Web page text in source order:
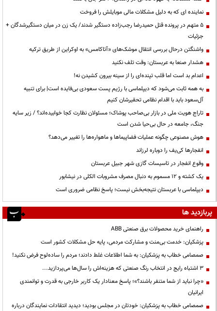
نماینده ای که به دلیل مشکلات مالی موبایلش را فروخت
۵ متهم در پرونده قتل حمیدرضا رجب‌زاده دستگیر شدند/ یک زن در میان دستگیرشدگان +
جزئیات
واشنگتن درحال بررسی انتقال موشک‌های «آتاکامس» به اوکراین از طریق ترکیه
هشدار صنعا به عربستان: وقت تلف نکنید
اعدام بد است اما قلب تپنده‌ای را از سینه بیرون کشیدن نه!
به همه ثابت می‌شود که دیپلماسی با رژیم پست سعودی بی‌فایده است| برای تنبیه
آل‌سعود باید با اقدام نظامی تحقیرشان کنیم
تاراج هویت ملی در بازار بی‌صاحب پوشاک؛ مسئولان نظارت کجا خوابیده‌اند؟ / زیر سایه
جنگ، جامعه در حال بی‌حیا شدن است
هوش مصنوعی چگونه عملیات فضاپیماها و ماهواره‌ها را تغییر می‌دهد؟
انفجارها کی‌یف را دوباره لرزاند
وقوع انفجار در تاسیسات گازی شهر جبیل عربستان
یک کشته و ۱۲ مسموم به دنبال مصرف مشروبات الکلی در نیشابور
دیپلماسی با عربستان نتیجه‌بخش نیست؛ پاسخ نظامی ضروری است
پربازدید ها
راهنمای خرید محصولات برق صنعتی ABB
پزشکیان: خدمت بی‌منت و مشارکت مردمی، پایه حل مشکلات کشور است
صمصامی خطاب به پزشکیان: به شما اطلاعات غلط دادند؛ مردم را ساده‌لوح فرض نکنید!
3 اشتباه رایج در انتخاب رنگ صنعتی که هزینه‌اش را سال‌ها می‌پردازید...
«چرا نباید از شما متنفر باشند؟»؛ پاسخ معنادار یک کاربر خارجی به قدرت و توانمندی
ایرانیان
صمصامی خطاب به پزشکیان: خودتان در مجلس بودید؛ دیدید انتقادات نمایندگان درباره